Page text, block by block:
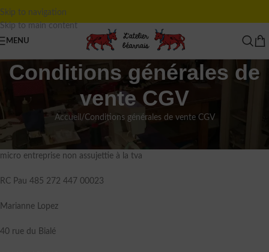
Skip to navigation
Skip to main content
MENU
Conditions générales de
vente CGV
Accueil
Conditions générales de vente CGV
« L’Atelier Béarnais »
micro entreprise non assujettie à la tva
RC Pau 485 272 447 00023
Marianne Lopez
40 rue du Bialé